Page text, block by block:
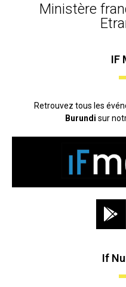
Ministère
IF
Retrouvez tous les
Burundi sur
If